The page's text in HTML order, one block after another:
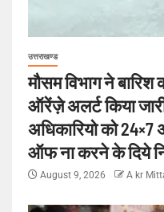
उत्तराखण्ड
मौसम विभाग ने
ऑरेंज़े अलर्ट किया
अधिकारियो को
ऑफ ना करने के दिये
August 9, 2026 A kr